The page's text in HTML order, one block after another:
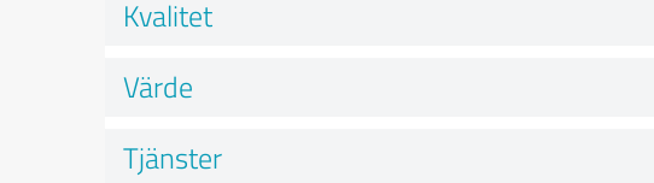
Kvalitet
Värde
Tjänster